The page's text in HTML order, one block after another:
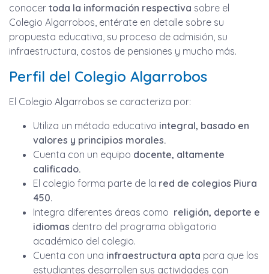
conocer toda la información respectiva sobre el
Colegio Algarrobos, entérate en detalle sobre su
propuesta educativa, su proceso de admisión, su
infraestructura, costos de pensiones y mucho más.
Perfil del Colegio Algarrobos
El Colegio Algarrobos se caracteriza por:
Utiliza un método educativo integral, basado en
valores y principios morales.
Cuenta con un equipo docente, altamente
calificado.
El colegio forma parte de la red de colegios Piura
450.
Integra diferentes áreas como religión, deporte e
idiomas dentro del programa obligatorio
académico del colegio.
Cuenta con una infraestructura apta para que los
estudiantes desarrollen sus actividades con